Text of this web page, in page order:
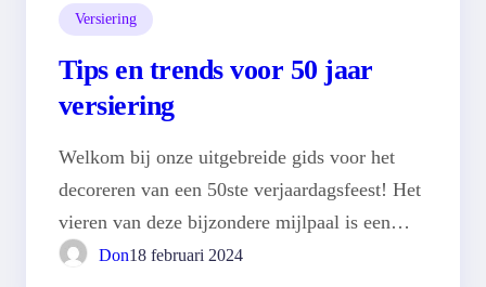
Versiering
Tips en trends voor 50 jaar
versiering
Welkom bij onze uitgebreide gids voor het
decoreren van een 50ste verjaardagsfeest! Het
vieren van deze bijzondere mijlpaal is een…
Don18 februari 2024